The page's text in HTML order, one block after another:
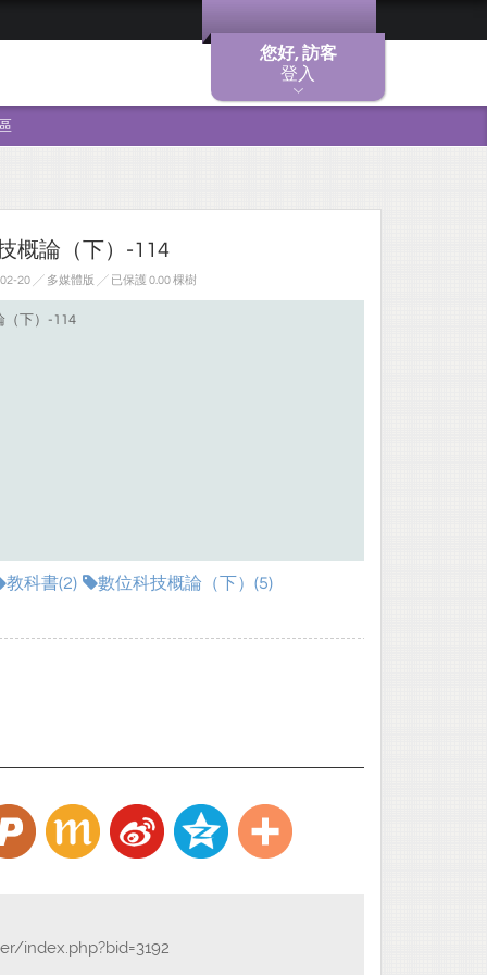
您好, 訪客
登入
概論（下）-114
20 ╱ 多媒體版 ╱ 已保護 0.00 棵樹
（下）-114
教科書(2) 數位科技概論（下）(5)
index.php?bid=3192